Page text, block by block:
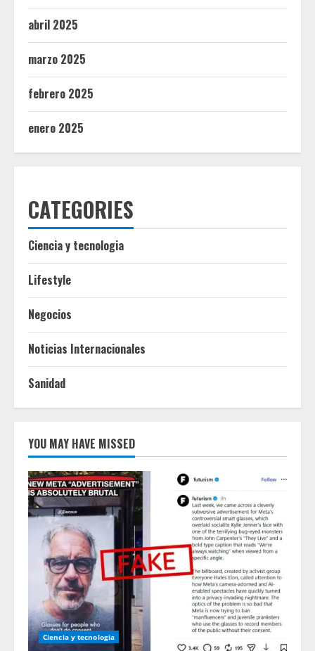
abril 2025
marzo 2025
febrero 2025
enero 2025
CATEGORIES
Ciencia y tecnologia
Lifestyle
Negocios
Noticias Internacionales
Sanidad
YOU MAY HAVE MISSED
Ciencia y tecnologia